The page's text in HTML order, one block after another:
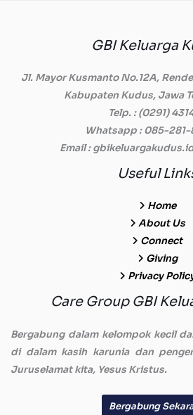
GBI Keluarga
Jl. Mayor Kusmanto No.12A,
Kabupaten Kudus, Jawa
Telp. : (0291)
Whatsapp : 085-281-
Email:
Useful
Home
About Us
Connect
Giving
Privacy
Care Group GBI
Bergabung dalam kelompok kecil
di dalam kasih karunia dan
Juruselamat kita, Yesus Kristus.
Bergabung